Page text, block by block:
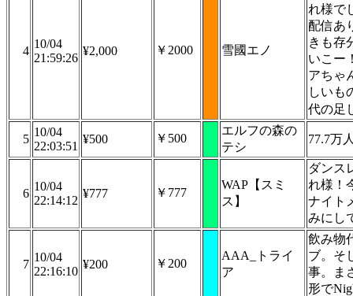
4
10/04
21:59:26
¥2,000 ￥2000 雪國エノ
れ様で
配信あ
きも存
いこー
アちゃ
しいも
代の足
5
10/04
22:03:51
¥500 ￥500
エルフの森の
テシ
77.7万
6
10/04
22:14:12
¥777 ￥777
WAP【スミ
ス】
ダンス
れ様！
ナイト
みにし
7
10/04
22:16:10
¥200 ￥200
AAA_トライ
ア
飲み物
ブ。そ
事。ま
形で